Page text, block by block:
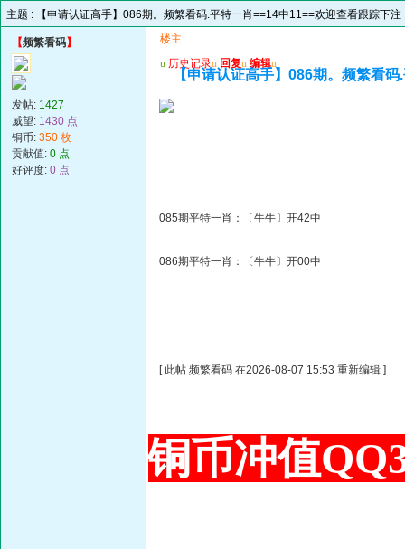
主题 : 【申请认证高手】086期。频繁看码.平特一肖==14中11==欢迎查看跟踪下注
【频繁看码】
发帖: 1427
威望: 1430 点
铜币: 350 枚
贡献值: 0 点
好评度: 0 点
楼主
u 历史记录u 回复u 编辑u
【申请认证高手】086期。频繁看
085期平特一肖：〔牛牛〕开42中
086期平特一肖：〔牛牛〕开00中
[ 此帖 频繁看码 在2026-08-07 15:53 重新编辑 ]
铜币冲值